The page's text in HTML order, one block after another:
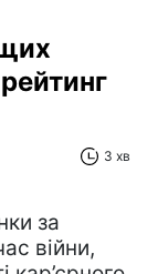
3 хв
за
війни,